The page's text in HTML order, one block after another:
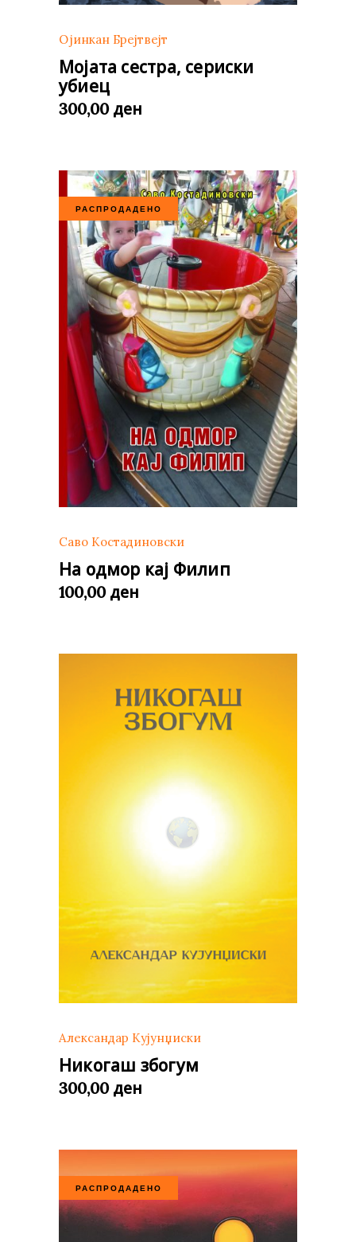
Ојинкан Брејтвејт
Мојата сестра, сериски
убиец
300,00 ден
РАСПРОДАДЕНО
Саво Костадиновски
На одмор кај Филип
100,00 ден
Александар Кујунџиски
Никогаш збогум
300,00 ден
РАСПРОДАДЕНО